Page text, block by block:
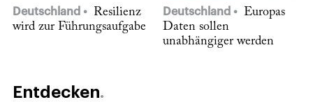
Deutschland
Resilienz
wird zur Führungsaufgabe
Deutschland
Europas
Daten sollen
unabhängiger werden
Entdecken